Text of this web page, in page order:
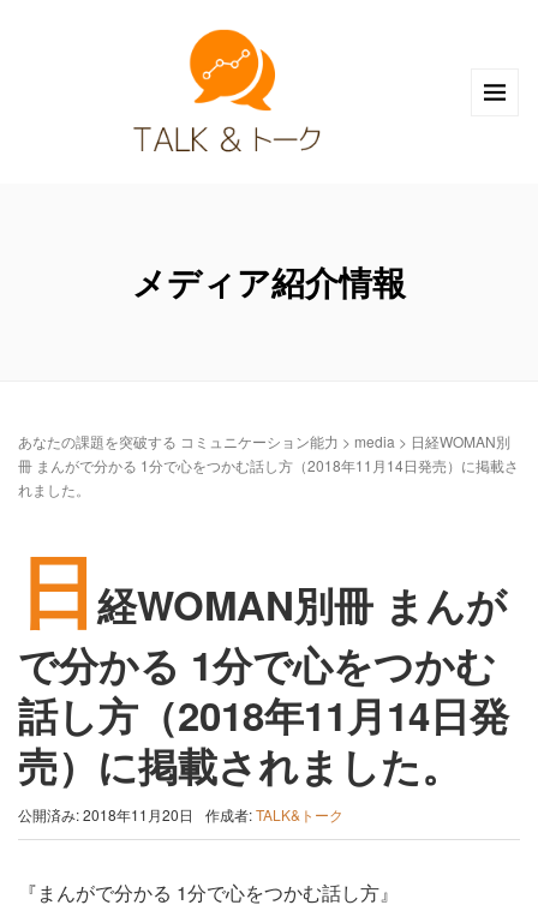
メディア紹介情報
あなたの課題を突破する コミュニケーション能力 > media > 日経WOMAN別
冊 まんがで分かる 1分で心をつかむ話し方（2018年11月14日発売）に掲載さ
れました。
日経WOMAN別冊 まんが
で分かる 1分で心をつかむ
話し方（2018年11月14日発
売）に掲載されました。
公開済み: 2018年11月20日 作成者:TALK&トーク
『まんがで分かる 1分で心をつかむ話し方』